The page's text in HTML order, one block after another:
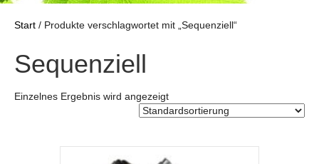
Start / Produkte verschlagwortet mit „Sequenziell“
Sequenziell
Einzelnes Ergebnis wird angezeigt